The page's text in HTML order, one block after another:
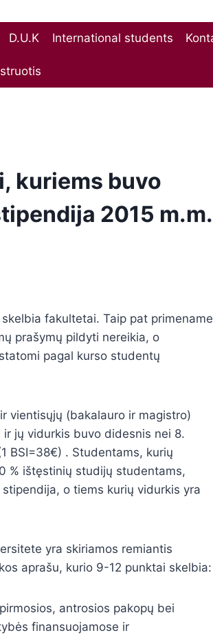
D.U.K International students
kuriems buvo
2015 m.m.
fakultetai. Taip pat primename
prašymų pildyti nereikia, o
pagal kurso studentų
vientisųjų (bakalauro ir magistro)
jų vidurkis buvo didesnis nei 8.
BSI=38€) . Studentams, kurių
% ištęstinių studijų studentams,
o tiems kurių vidurkis yra
yra skiriamos remiantis
aprašu, kurio 9-12 punktai skelbia:
antrosios pakopų bei
finansuojamose ir